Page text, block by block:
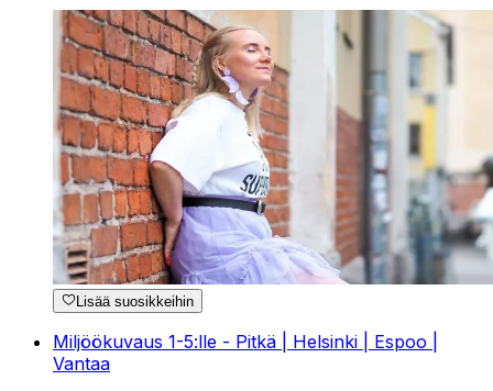
Lisää suosikkeihin
Miljöökuvaus 1-5:lle - Pitkä | Helsinki | Espoo |
Vantaa